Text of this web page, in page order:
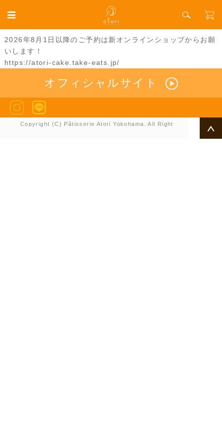
2026年8月1日以降のご予約は新オンラインショップからお願
いします！
https://atori-cake.take-eats.jp/
オフィシャルサイト
Copyright (C) Pâtisserie Atori Yokohama. All Right